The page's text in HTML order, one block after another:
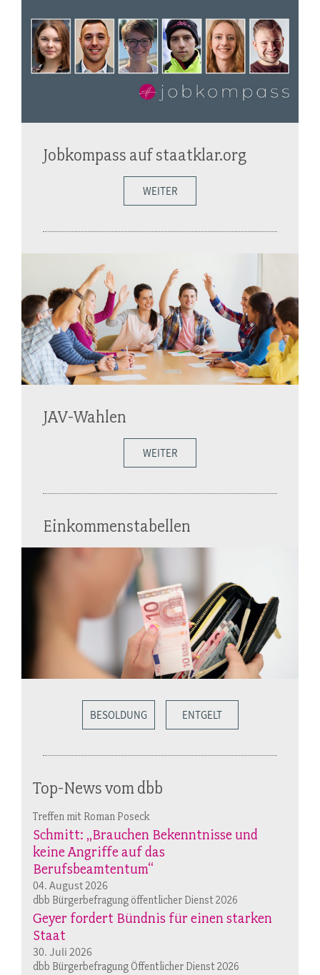
Jobkompass auf staatklar.org
WEITER
JAV-Wahlen
WEITER
Einkommenstabellen
BESOLDUNG ENTGELT
Top-News vom dbb
Treffen mit Roman Poseck
Schmitt: „Brauchen Bekenntnisse und
keine Angriffe auf das
Berufsbeamtentum“
04. August 2026
dbb Bürgerbefragung öffentlicher Dienst 2026
Geyer fordert Bündnis für einen starken
Staat
30. Juli 2026
dbb Bürgerbefragung Öffentlicher Dienst 2026